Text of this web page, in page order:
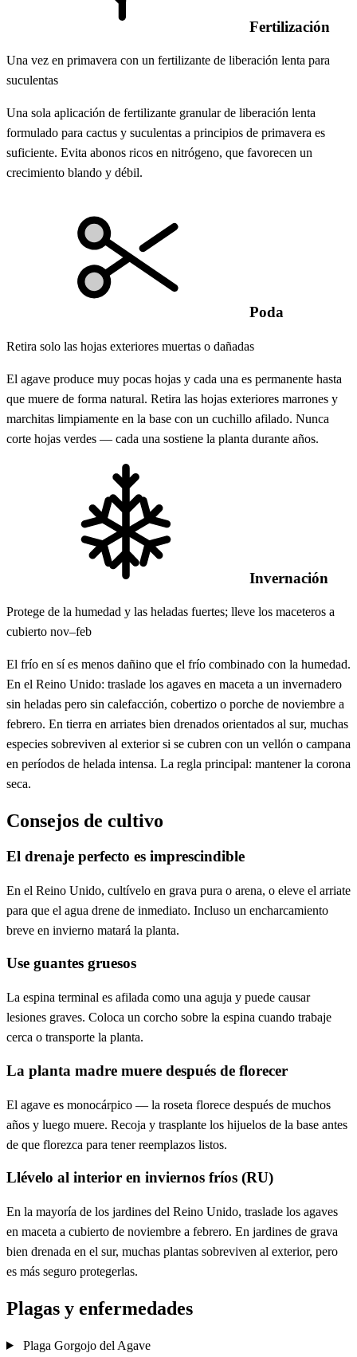
Fertilización
Una vez en primavera con un fertilizante de liberación lenta para
suculentas
Una sola aplicación de fertilizante granular de liberación lenta
formulado para cactus y suculentas a principios de primavera es
suficiente. Evita abonos ricos en nitrógeno, que favorecen un
crecimiento blando y débil.
Poda
Retira solo las hojas exteriores muertas o dañadas
El agave produce muy pocas hojas y cada una es permanente hasta
que muere de forma natural. Retira las hojas exteriores marrones y
marchitas limpiamente en la base con un cuchillo afilado. Nunca
corte hojas verdes — cada una sostiene la planta durante años.
Invernación
Protege de la humedad y las heladas fuertes; lleve los maceteros a
cubierto nov–feb
El frío en sí es menos dañino que el frío combinado con la humedad.
En el Reino Unido: traslade los agaves en maceta a un invernadero
sin heladas pero sin calefacción, cobertizo o porche de noviembre a
febrero. En tierra en arriates bien drenados orientados al sur, muchas
especies sobreviven al exterior si se cubren con un vellón o campana
en períodos de helada intensa. La regla principal: mantener la corona
seca.
Consejos de cultivo
El drenaje perfecto es imprescindible
En el Reino Unido, cultívelo en grava pura o arena, o eleve el arriate
para que el agua drene de inmediato. Incluso un encharcamiento
breve en invierno matará la planta.
Use guantes gruesos
La espina terminal es afilada como una aguja y puede causar
lesiones graves. Coloca un corcho sobre la espina cuando trabaje
cerca o transporte la planta.
La planta madre muere después de florecer
El agave es monocárpico — la roseta florece después de muchos
años y luego muere. Recoja y trasplante los hijuelos de la base antes
de que florezca para tener reemplazos listos.
Llévelo al interior en inviernos fríos (RU)
En la mayoría de los jardines del Reino Unido, traslade los agaves
en maceta a cubierto de noviembre a febrero. En jardines de grava
bien drenada en el sur, muchas plantas sobreviven al exterior, pero
es más seguro protegerlas.
Plagas y enfermedades
Plaga Gorgojo del Agave